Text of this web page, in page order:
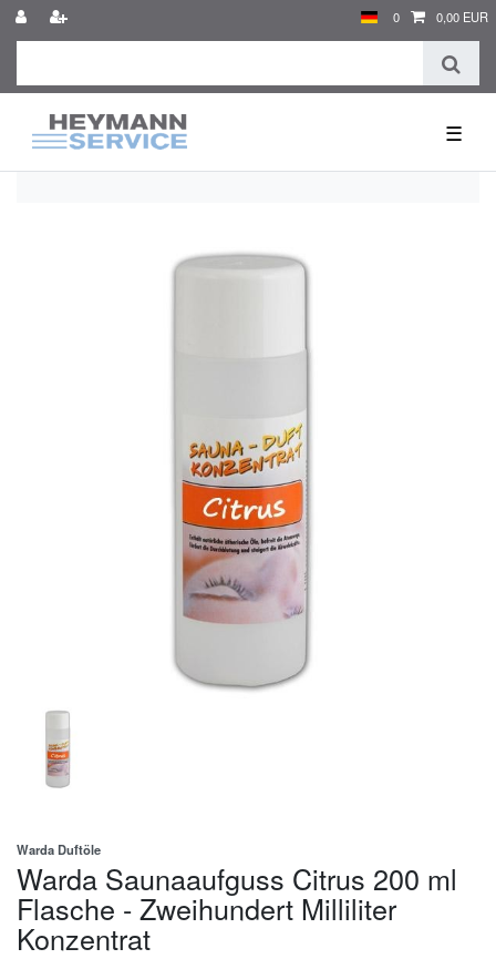
0 0,00 EUR
☰
Warda Duftöle
Warda Saunaaufguss Citrus 200 ml
Flasche - Zweihundert Milliliter
Konzentrat